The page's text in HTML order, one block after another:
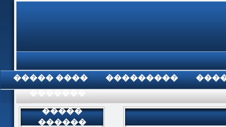
���� ����� ���������
�����
������